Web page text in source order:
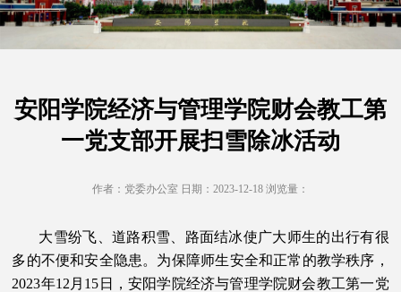
安阳学院经济与管理学院财会教工第
一党支部开展扫雪除冰活动
作者：党委办公室 日期：2023-12-18 浏览量：
大雪纷飞、道路积雪、路面结冰使广大师生的出行有很
多的不便和安全隐患。为保障师生安全和正常的教学秩序，
2023年12月15日，安阳学院经济与管理学院财会教工第一党